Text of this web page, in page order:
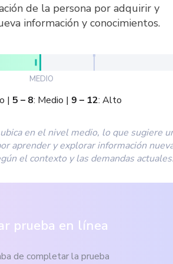
de la persona por adquirir y
información y conocimientos.
MEDIO
| 5 – 8: Medio | 9 – 12: Alto
en el nivel medio, lo que sugiere
aprender y explorar información
el contexto y las demandas
prueba en línea
de completar la prueba